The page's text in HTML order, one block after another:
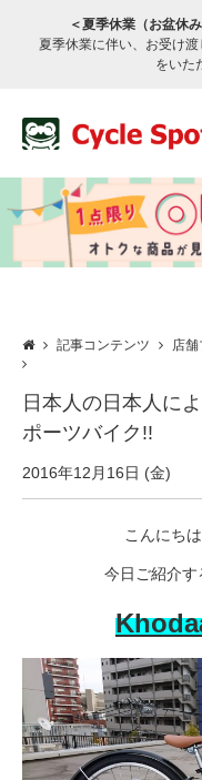
＜夏季休業（お盆休
夏季休業に伴い、お受け
をいた
サービスのご案内
サービス全般
修理・メンテナンス
SpotMateログイン
記事コンテンツ 店
日本人の日本人に
ポーツバイク!!
2016年12月16日 (金)
こんにち
今日ご紹介